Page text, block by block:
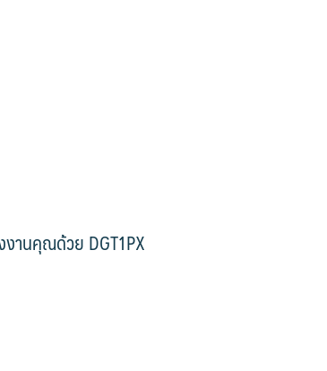
งานคุณด้วย DGT1PX